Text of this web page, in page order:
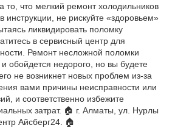
то, что мелкий ремонт холодильников
инструкции, не рискуйте «здоровьем»
ликвидировать поломку
в сервисный центр для
Ремонт несложной поломки
обойдется недорого, но вы будете
не возникнет новых проблем из-за
вами причины неисправности или
и соответственно избежите
затрат. 🏠 г. Алматы, ул. Нурлы
Айсберг24. 🏠